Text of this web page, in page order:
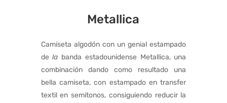
Metallica
Camiseta algodón con un genial estampado
dela banda estadounidense Metallica, una
combinación dando como resultado una
bella camiseta, con estampado en transfer
textil en semitonos, consiguiendo reducir la